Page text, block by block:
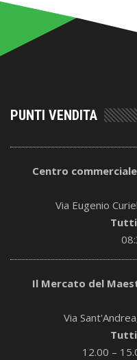
PUNTI VENDITA
Centro
Via Eugenio
Il Mercato del
Via
12.00 –